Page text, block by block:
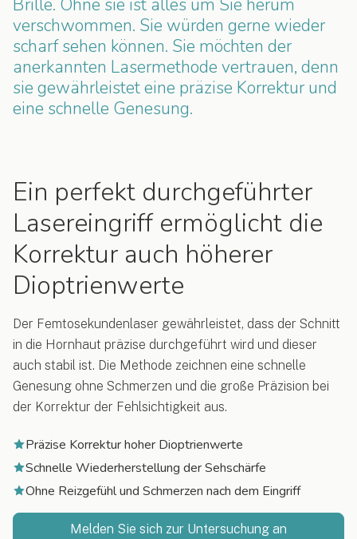
Brille. Ohne sie ist alles um Sie herum
verschwommen. Sie würden gerne wieder
scharf sehen können. Sie möchten der
anerkannten Lasermethode vertrauen, denn
sie gewährleistet eine präzise Korrektur und
eine schnelle Genesung.
Ein perfekt durchgeführter
Lasereingriff ermöglicht die
Korrektur auch höherer
Dioptrienwerte
Der Femtosekundenlaser gewährleistet, dass der Schnitt
in die Hornhaut präzise durchgeführt wird und dieser
auch stabil ist. Die Methode zeichnen eine schnelle
Genesung ohne Schmerzen und die große Präzision bei
der Korrektur der Fehlsichtigkeit aus.
Präzise Korrektur hoher Dioptrienwerte
Schnelle Wiederherstellung der Sehschärfe
Ohne Reizgefühl und Schmerzen nach dem Eingriff
Melden Sie sich zur Untersuchung an